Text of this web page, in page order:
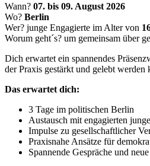
Wann? 07. bis 09. August 2026
Wo? Berlin
Wer? junge Engagierte im Alter von
Worum geht´s? um gemeinsam über
Dich erwartet ein spannendes
der Praxis gestärkt und gelebt werden
Das erwartet dich:
3 Tage im politischen Berlin
Austausch mit engagierten
Impulse zu gesellschaftlicher
Praxisnahe Ansätze für
Spannende Gespräche und